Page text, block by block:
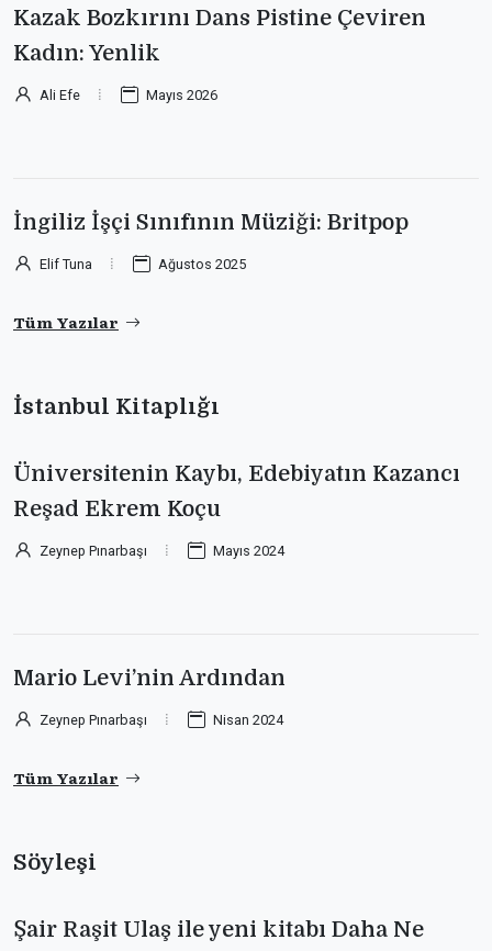
Kazak Bozkırını Dans Pistine Çeviren
Kadın: Yenlik
Ali Efe Mayıs 2026
İngiliz İşçi Sınıfının Müziği: Britpop
Elif Tuna Ağustos 2025
Tüm Yazılar
İstanbul Kitaplığı
Üniversitenin Kaybı, Edebiyatın Kazancı
Reşad Ekrem Koçu
Zeynep Pınarbaşı Mayıs 2024
Mario Levi’nin Ardından
Zeynep Pınarbaşı Nisan 2024
Tüm Yazılar
Söyleşi
Şair Raşit Ulaş ile yeni kitabı Daha Ne